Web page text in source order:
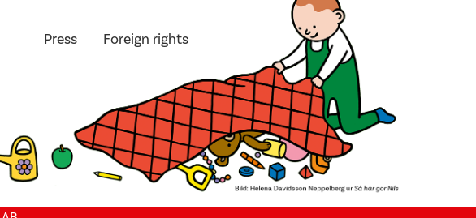
Press Foreign rights